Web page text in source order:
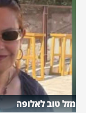
מזל טוב לאלופה